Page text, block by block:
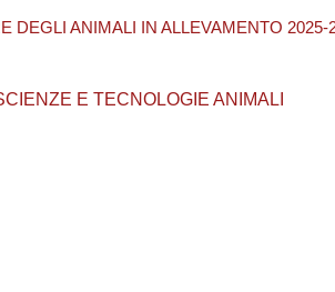
DEGLI ANIMALI IN ALLEVAMENTO 2025-
E TECNOLOGIE ANIMALI